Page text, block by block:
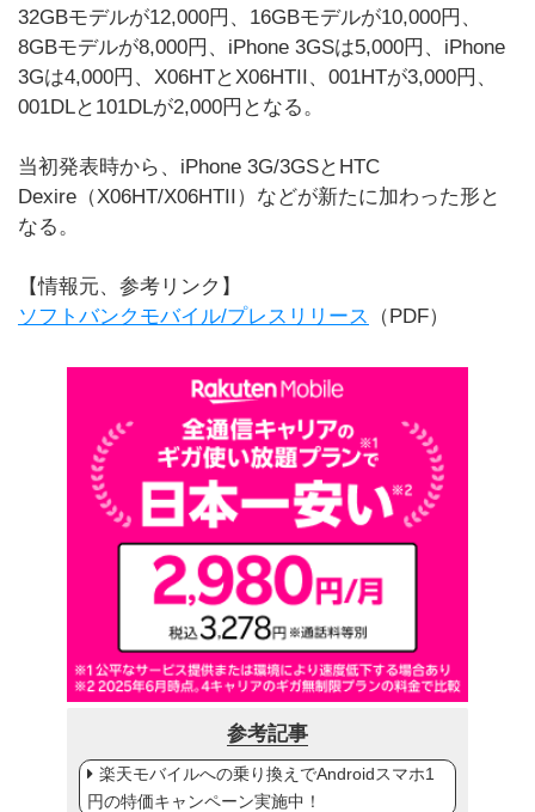
32GBモデルが12,000円、16GBモデルが10,000円、
8GBモデルが8,000円、iPhone 3GSは5,000円、iPhone
3Gは4,000円、X06HTとX06HTII、001HTが3,000円、
001DLと101DLが2,000円となる。
当初発表時から、iPhone 3G/3GSとHTC
Dexire（X06HT/X06HTII）などが新たに加わった形と
なる。
【情報元、参考リンク】
ソフトバンクモバイル/プレスリリース
（PDF）
参考記事
楽天モバイルへの乗り換えでAndroidスマホ1
円の特価キャンペーン実施中！